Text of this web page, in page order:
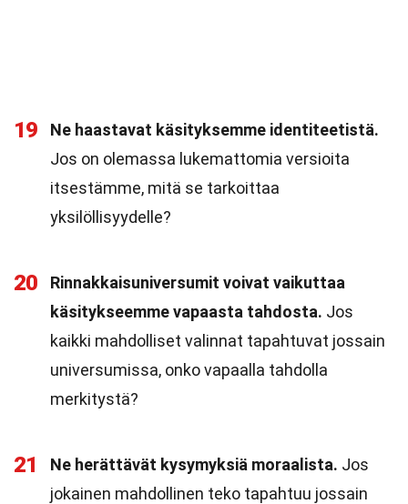
19
Ne haastavat käsityksemme identiteetistä.
Jos on olemassa lukemattomia versioita
itsestämme, mitä se tarkoittaa
yksilöllisyydelle?
20
Rinnakkaisuniversumit voivat vaikuttaa
käsitykseemme vapaasta tahdosta. Jos
kaikki mahdolliset valinnat tapahtuvat jossain
universumissa, onko vapaalla tahdolla
merkitystä?
21 Ne herättävät kysymyksiä moraalista. Jos
jokainen mahdollinen teko tapahtuu jossain